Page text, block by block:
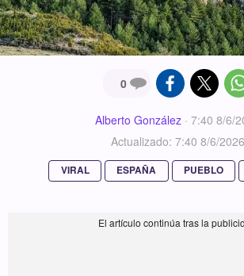
0
Alberto González· 7:40 8/6/
Actualizado: 7:40 8/6/2026
VIRAL ESPAÑA PUEBLO